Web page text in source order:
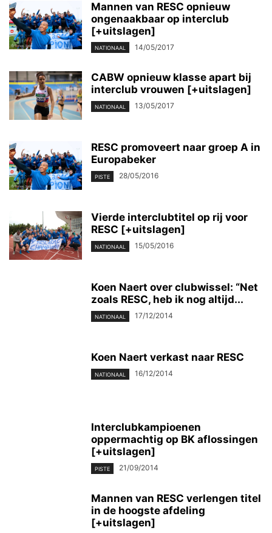
Mannen van RESC opnieuw
ongenaakbaar op interclub
[+uitslagen]
NATIONAAL 14/05/2017
CABW opnieuw klasse apart bij
interclub vrouwen [+uitslagen]
NATIONAAL 13/05/2017
RESC promoveert naar groep A in
Europabeker
PISTE 28/05/2016
Vierde interclubtitel op rij voor
RESC [+uitslagen]
NATIONAAL 15/05/2016
Koen Naert over clubwissel: “Net
zoals RESC, heb ik nog altijd...
NATIONAAL 17/12/2014
Koen Naert verkast naar RESC
NATIONAAL 16/12/2014
Interclubkampioenen
oppermachtig op BK aflossingen
[+uitslagen]
PISTE 21/09/2014
Mannen van RESC verlengen titel
in de hoogste afdeling
[+uitslagen]